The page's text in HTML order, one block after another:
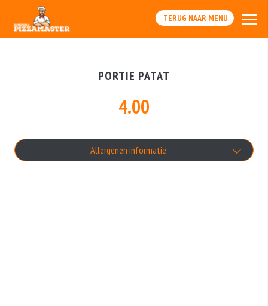
TERUG NAAR MENU
PORTIE PATAT
4.00
Allergenen informatie